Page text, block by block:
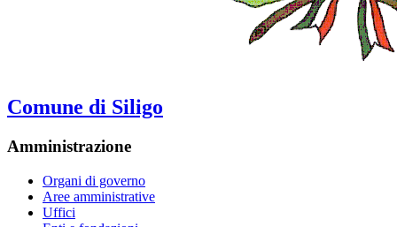
Comune di Siligo
Amministrazione
Organi di governo
Aree amministrative
Uffici